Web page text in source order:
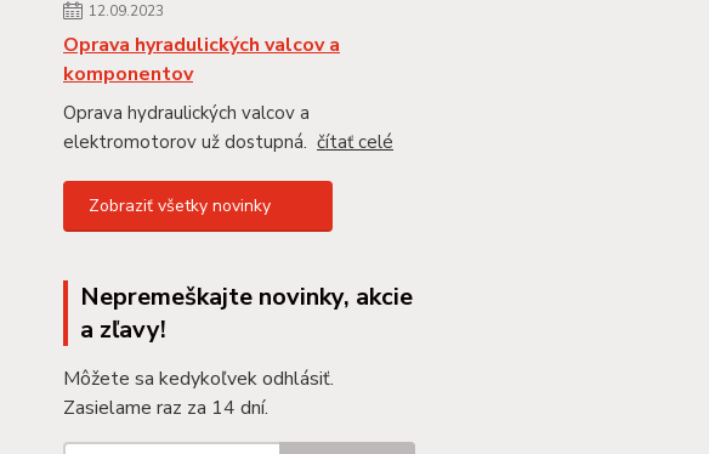
12.09.2023
Oprava hyradulických valcov a
komponentov
Oprava hydraulických valcov a
elektromotorov už dostupná. čítať celé
Zobraziť všetky novinky
Nepremeškajte novinky, akcie
a zľavy!
Môžete sa kedykoľvek odhlásiť.
Zasielame raz za 14 dní.